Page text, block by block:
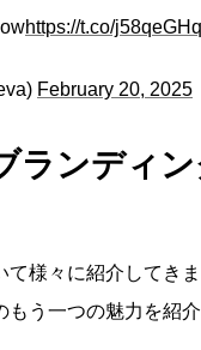
https://t.co/
February 20, 2025
ランディ
て様々に紹介してき
もう一つの魅力を紹